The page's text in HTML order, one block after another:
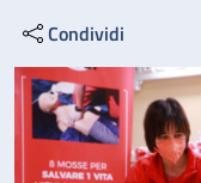
Condividi